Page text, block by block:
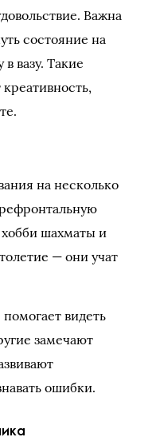
Важна
состояние на
вазу. Такие
на несколько
хобби шахматы и
— они учат
видеть
замечают
ошибки.